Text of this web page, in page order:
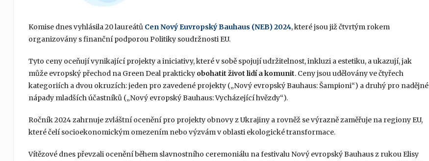
Komise dnes vyhlásila 20 laureátů Cen Nový Euvropský Bauhaus (NEB) 2024, které jsou již čtvrtým rokem
organizovány s finanční podporou Politiky soudržnosti EU.
Tyto ceny oceňují vynikající projekty a iniciativy, které v sobě spojují udržitelnost, inkluzi a estetiku, a ukazují, jak
může evropský přechod na Green Deal prakticky obohatit život lidí a komunit. Ceny jsou udělovány ve čtyřech
kategoriích a dvou okruzích: jeden pro zavedené projekty („Nový evropský Bauhaus: Šampioni“) a druhý pro nadějné
nápady mladších účastníků („Nový evropský Bauhaus: Vycházející hvězdy“).
Ročník 2024 zahrnuje zvláštní ocenění pro projekty obnovy z Ukrajiny a rovněž se výrazně zaměřuje na regiony EU,
které čelí socioekonomickým omezením nebo výzvám v oblasti ekologické transformace.
Vítězové dnes převzali ocenění během slavnostního ceremoniálu na festivalu Nový evropský Bauhaus z rukou Elisy